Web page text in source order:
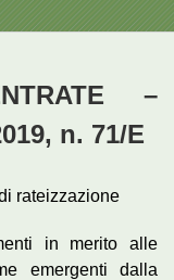
–
n. 71/E
rateizzazione
in merito alle
emergenti dalla